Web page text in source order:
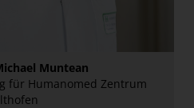
Muntean
für Humanomed Zentrum